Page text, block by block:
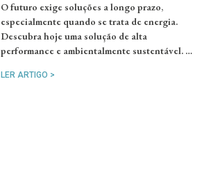
O futuro exige soluções a longo prazo,
especialmente quando se trata de energia.
Descubra hoje uma solução de alta
performance e ambientalmente sustentável. …
LER ARTIGO >